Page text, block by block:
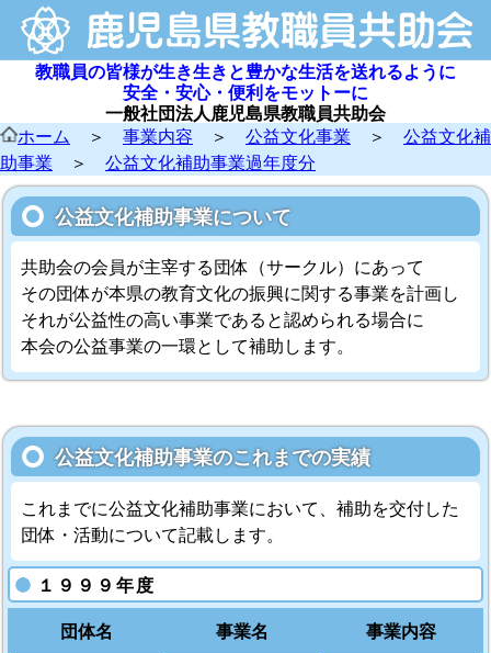
教職員の皆様が生き生きと豊かな生活を送れるように
安全・安心・便利をモットーに
一般社団法人鹿児島県教職員共助会
ホーム ＞ 事業内容 ＞ 公益文化事業 ＞ 公益文化補
助事業 ＞ 公益文化補助事業過年度分
公益文化補助事業について
共助会の会員が主宰する団体（サークル）にあって
その団体が本県の教育文化の振興に関する事業を計画し
それが公益性の高い事業であると認められる場合に
本会の公益事業の一環として補助します。
公益文化補助事業のこれまでの実績
これまでに公益文化補助事業において、補助を交付した
団体・活動について記載します。
１９９９年度
団体名
事業名
事業内容